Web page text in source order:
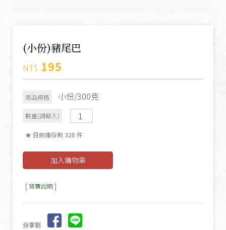
(小份)豬尾巴
NT$ 195
商品規格 小份/300克
數量(請輸入)
★ 目前庫存剩 328 件
[ 資費說明 ]
分享到